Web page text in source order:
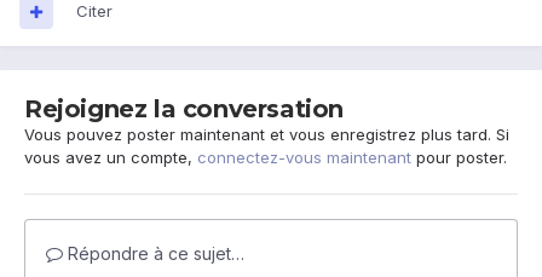
Citer
Rejoignez la conversation
Vous pouvez poster maintenant et vous enregistrez plus tard. Si
vous avez un compte, connectez-vous maintenant pour poster.
Répondre à ce sujet…